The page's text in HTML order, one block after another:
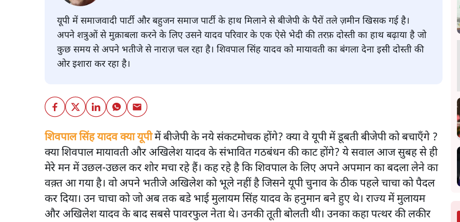
यूपी में समाजवादी पार्टी और बहुजन समाज पार्टी के हाथ मिलाने से बीजेपी के पैरों तले ज़मीन खिसक गई है।
अपने शत्रुओं से मुक़ाबला करने के लिए उसने यादव परिवार के एक ऐसे भेदी की तरफ़ दोस्ती का हाथ बढ़ाया है जो
कुछ समय से अपने भतीजे से नाराज़ चल रहा है। शिवपाल सिंह यादव को मायावती का बंगला देना इसी दोस्ती की
ओर इशारा कर रहा है।
शिवपाल सिंह यादव क्या यूपीमें बीजेपी के नये संकटमोचक होंगे? क्या वे यूपी में डूबती बीजेपी को बचाएँगे ?
क्या शिवपाल मायावती और अखिलेश यादव के संभावित गठबंधन की काट होंगे? ये सवाल आज सुबह से ही
मेरे मन में उछल-उछल कर शोर मचा रहे हैं। कह रहे है कि शिवपाल के लिए अपने अपमान का बदला लेने का
वक़्त आ गया है। वो अपने भतीजे अखिलेश को भूले नहीं है जिसने यूपी चुनाव के ठीक पहले चाचा को पैदल
कर दिया। उन चाचा को जो अब तक बडे भाई मुलायम सिंह यादव के हनुमान बने हुए थे। राज्य में मुलायम
और अखिलेश यादव के बाद सबसे पावरफुल नेता थे। उनकी तूती बोलती थी। उनका कहा पत्थर की लकीर